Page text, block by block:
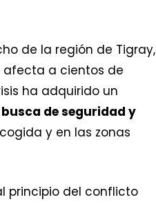
de la región de Tigray,
afecta a cientos de
ha adquirido un
busca de seguridad y
y en las zonas